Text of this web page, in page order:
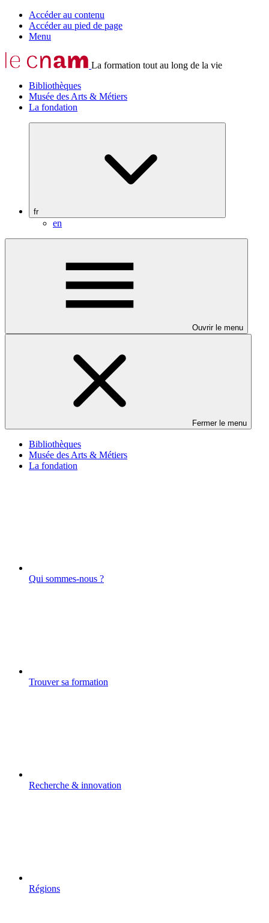
Accéder au contenu
Accéder au pied de page
Menu
La formation tout au long de la vie
Bibliothèques
Musée des Arts & Métiers
La fondation
fr
en
Ouvrir le menu
Fermer le menu
Bibliothèques
Musée des Arts & Métiers
La fondation
Qui sommes-nous ?
Trouver sa formation
Recherche & innovation
Régions